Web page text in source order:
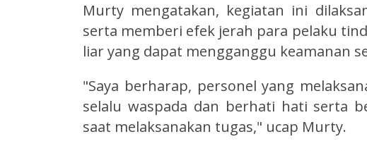
Murty mengatakan, kegiatan ini
serta memberi efek jerah para pelaku
liar yang dapat mengganggu keamanan
"Saya berharap, personel yang
selalu waspada dan berhati hati serta
saat melaksanakan tugas," ucap Murty.